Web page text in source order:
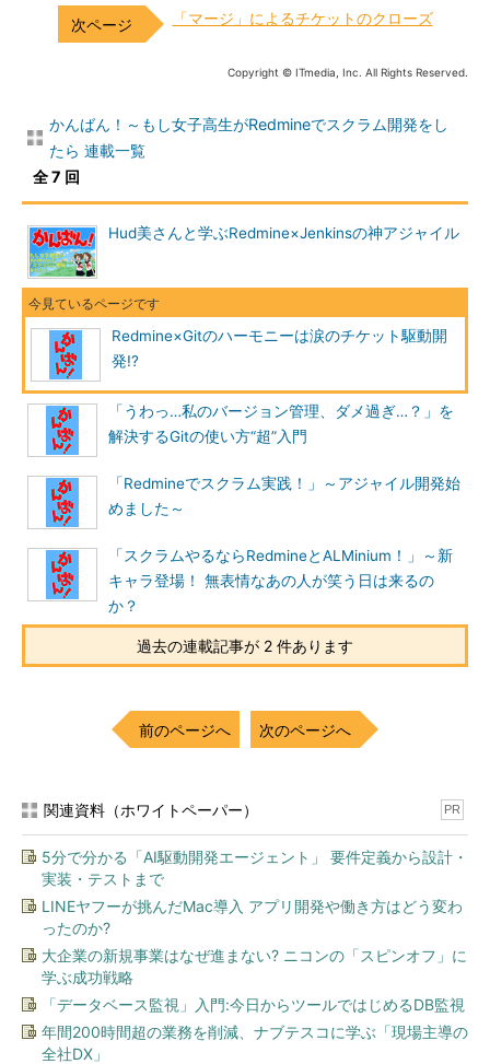
「マージ」によるチケットのクローズ
Copyright © ITmedia, Inc. All Rights Reserved.
かんばん！～もし女子高生がRedmineでスクラム開発をし
たら 連載一覧
全 7 回
Hud美さんと学ぶRedmine×Jenkinsの神アジャイル
Redmine×Gitのハーモニーは涙のチケット駆動開
発!?
「うわっ…私のバージョン管理、ダメ過ぎ…？」を
解決するGitの使い方“超”入門
「Redmineでスクラム実践！」～アジャイル開発始
めました～
「スクラムやるならRedmineとALMinium！」～新
キャラ登場！ 無表情なあの人が笑う日は来るの
か？
過去の連載記事が 2 件あります
前のページへ 次のページへ
関連資料（ホワイトペーパー） PR
5分で分かる「AI駆動開発エージェント」 要件定義から設計・
実装・テストまで
LINEヤフーが挑んだMac導入 アプリ開発や働き方はどう変わ
ったのか?
大企業の新規事業はなぜ進まない? ニコンの「スピンオフ」に
学ぶ成功戦略
「データベース監視」入門:今日からツールではじめるDB監視
年間200時間超の業務を削減、ナブテスコに学ぶ「現場主導の
全社DX」